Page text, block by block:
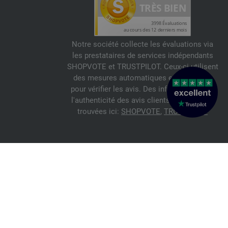
Notre société collecte les évaluations via
les prestataires de services indépendants
SHOPVOTE et TRUSTPILOT. Ceux-ci utilisent
des mesures automatiques et manuelles
pour vérifier les avis. Des informations sur
l'authenticité des avis clients peuvent être
trouvées ici: SHOPVOTE, TRUSTPILOT